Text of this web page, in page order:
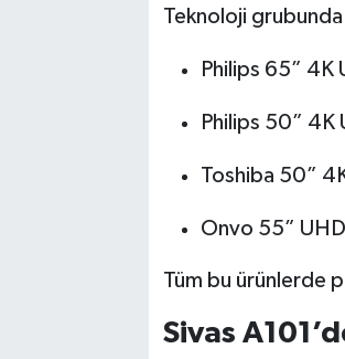
Teknoloji
Philips 65”
Philips 50” 4K
Toshiba 50”
Onvo 55”
Tüm bu ürünlerde
Sivas